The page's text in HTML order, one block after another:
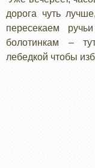
дорога чуть
пересекаем
болотинкам –
лебедкой чтобы